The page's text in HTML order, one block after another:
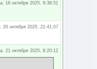
16 октября 2025, 9:38:51
20 октября 2025, 21:41:07
21 октября 2025, 8:20:12